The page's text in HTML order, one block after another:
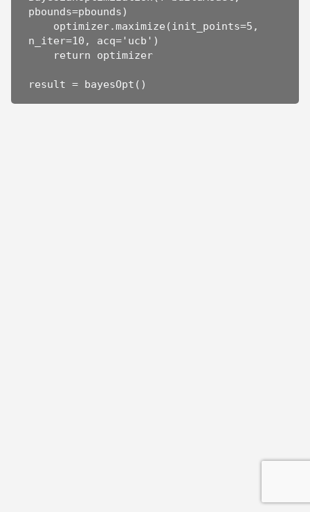
pbounds=pbounds)
n_iter=10, acq='ucb')
result = bayesOpt()